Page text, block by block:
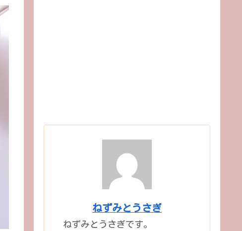
ねずみとうさぎ
ねずみとうさぎです。